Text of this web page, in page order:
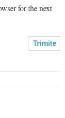
for the next